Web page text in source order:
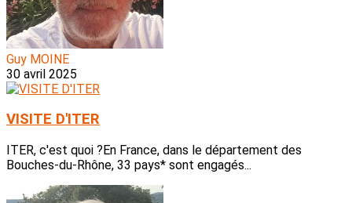
Guy MOINE
30 avril 2025
VISITE D'ITER
ITER, c'est quoi ?En France, dans le département des
Bouches-du-Rhône, 33 pays* sont engagés...